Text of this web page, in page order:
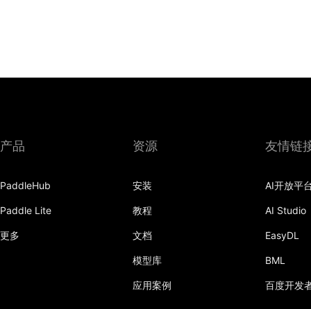
产品
PaddleHub
Paddle Lite
更多
资源
安装
教程
文档
模型库
应用案例
友情链
AI开放平
AI Studio
EasyDL
BML
百度开发